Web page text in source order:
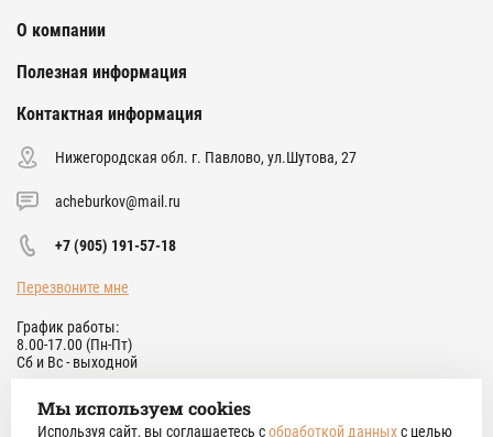
О компании
Полезная информация
Контактная информация
Нижегородская обл. г. Павлово, ул.Шутова, 27
acheburkov@mail.ru
+7 (905) 191-57-18
Перезвоните мне
График работы:
8.00-17.00 (Пн-Пт)
Сб и Вс - выходной
© 2021 Мастерская Чебуркова. Все права защищены.Политика
Мы используем cookies
Используя сайт, вы соглашаетесь собработкой данныхс целью